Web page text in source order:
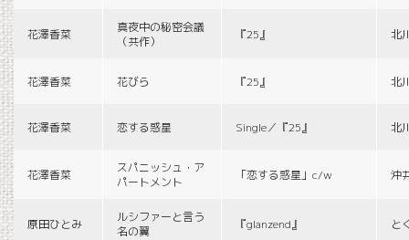
花澤香菜
真夜中の秘密会議
（共作）
『25』 北
花澤香菜 花びら 『25』 北
花澤香菜 恋する惑星 Single／『25』 北
花澤香菜
スパニッシュ・ア
パートメント
「恋する惑星」c/w 沖
原田ひとみ
ルシファーと言う
名の翼
『glanzend』 と